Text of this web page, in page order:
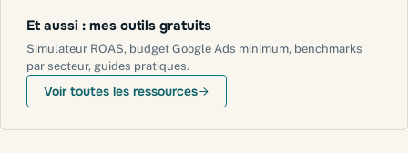
Et aussi : mes outils gratuits
Simulateur ROAS, budget Google Ads minimum, benchmarks
par secteur, guides pratiques.
Voir toutes les ressources